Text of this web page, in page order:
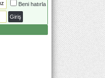
Beni hatırla